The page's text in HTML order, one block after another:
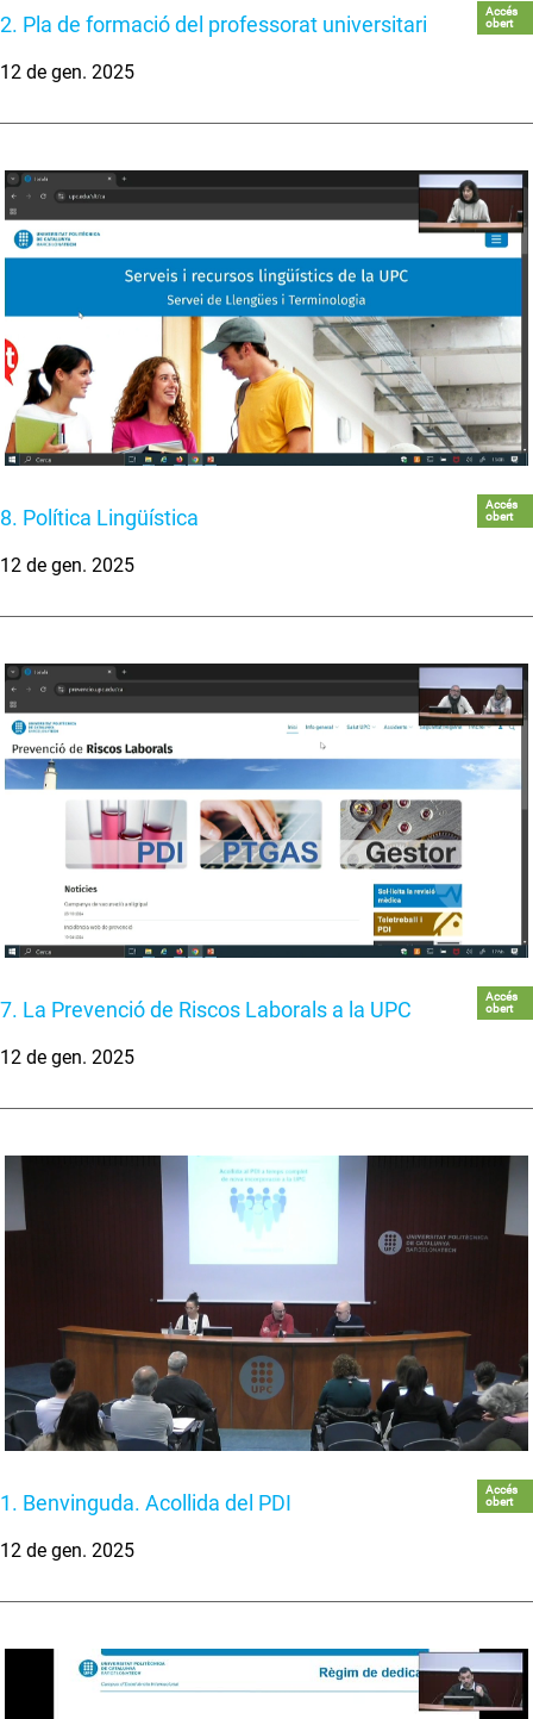
2. Pla de formació del professorat universitari
Accés
obert
12 de gen. 2025
8. Política Lingüística
Accés
obert
12 de gen. 2025
7. La Prevenció de Riscos Laborals a la UPC
Accés
obert
12 de gen. 2025
1. Benvinguda. Acollida del PDI
Accés
obert
12 de gen. 2025